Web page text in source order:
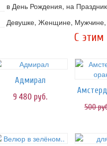
в День Рождения, на
Девушке, Женщине, Мужчине,
C
Адмирал
9 480 руб.
500